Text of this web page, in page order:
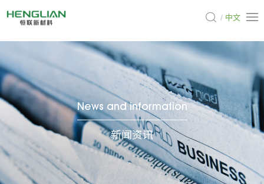
中文
News and information
新闻资讯